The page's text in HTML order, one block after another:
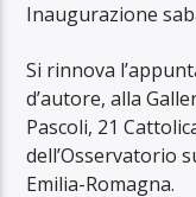
Inaugurazione
Si rinnova
d’autore, alla
Pascoli, 21
dell’Osservatorio
Emilia-Romagna.